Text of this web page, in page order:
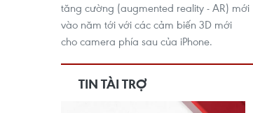
tăng cường (augmented reality - AR) mới
vào năm tới với các cảm biến 3D mới
cho camera phía sau của iPhone.